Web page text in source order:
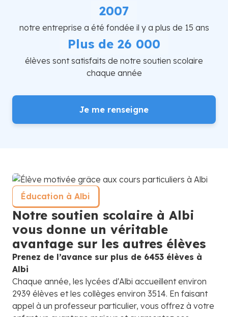
2007
notre entreprise a été fondée il y a plus de 15 ans
Plus de 26 000
élèves sont satisfaits de notre soutien scolaire
chaque année
Je me renseigne
Éducation à Albi
Notre soutien scolaire à Albi
vous donne un véritable
avantage sur les autres élèves
Prenez de l’avance sur plus de 6453 élèves à
Albi
Chaque année, les lycées d'Albi accueillent environ
2939 élèves et les collèges environ 3514. En faisant
appel à un professeur particulier, vous offrez à votre